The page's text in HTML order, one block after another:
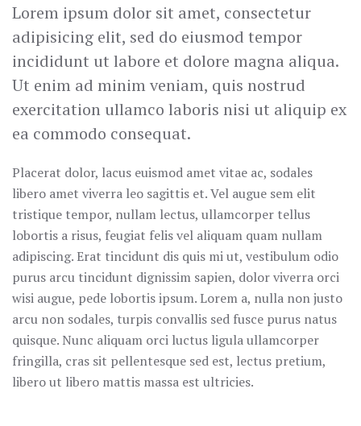
Lorem ipsum dolor sit amet, consectetur
adipisicing elit, sed do eiusmod tempor
incididunt ut labore et dolore magna aliqua.
Ut enim ad minim veniam, quis nostrud
exercitation ullamco laboris nisi ut aliquip ex
ea commodo consequat.
Placerat dolor, lacus euismod amet vitae ac, sodales
libero amet viverra leo sagittis et. Vel augue sem elit
tristique tempor, nullam lectus, ullamcorper tellus
lobortis a risus, feugiat felis vel aliquam quam nullam
adipiscing. Erat tincidunt dis quis mi ut, vestibulum odio
purus arcu tincidunt dignissim sapien, dolor viverra orci
wisi augue, pede lobortis ipsum. Lorem a, nulla non justo
arcu non sodales, turpis convallis sed fusce purus natus
quisque. Nunc aliquam orci luctus ligula ullamcorper
fringilla, cras sit pellentesque sed est, lectus pretium,
libero ut libero mattis massa est ultricies.